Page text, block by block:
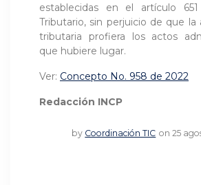
establecidas en el artículo
Tributario, sin perjuicio de que la
tributaria profiera los actos
que hubiere lugar.
Ver: Concepto No. 958 de 2022
Redacción INCP
by Coordinación TIC on 25